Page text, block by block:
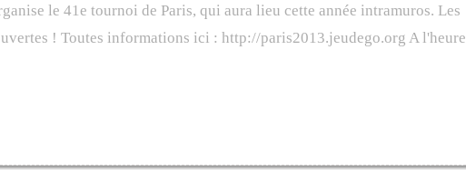
le 41e tournoi de Paris, qui aura lieu cette année intramuros. Les
! Toutes informations ici : http://paris2013.jeudego.org A l'heure